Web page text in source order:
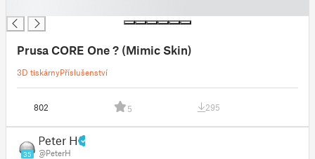
Prusa CORE One ? (Mimic Skin)
3D tiskárnyPříslušenství
802 5 295
35
Peter H
@PeterH